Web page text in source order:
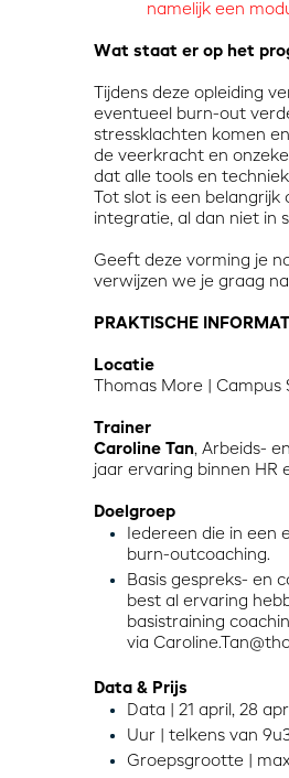
namelijk een
Wat staat er op het
Tijdens deze opleiding
eventueel burn-out
stressklachten komen
de veerkracht en
dat alle tools en
Tot slot is een
integratie, al dan niet in
Geeft deze vorming je
verwijzen we je graag
PRAKTISCHE
Locatie
Thomas More | Campus
Trainer
Caroline Tan, Arbeids-
jaar ervaring binnen HR
Doelgroep
Iedereen die in een
burn-outcoaching.
Basis gespreks- en
best al ervaring
basistraining
via
Data & Prijs
Data | 21 april, 28
Uur | telkens van
Groepsgrootte |